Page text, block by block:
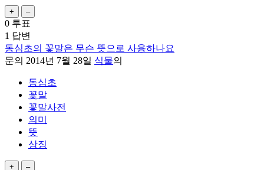
0 투표
1 답변
동심초의 꽃말은 무슨 뜻으로 사용하나요
문의 2014년 7월 28일 식물의
동심초
꽃말
꽃말사전
의미
뜻
상징